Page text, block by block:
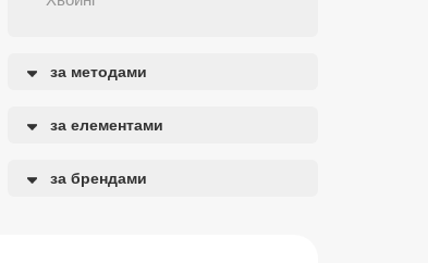
за методами
за елементами
за брендами